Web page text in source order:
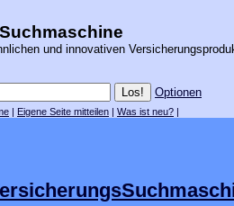
und innovativen
Optionen
| Eigene Seite mitteilen | Was ist neu? |